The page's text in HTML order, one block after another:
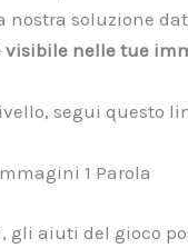
soluzione
visibile nelle tue
segui questo
1 Parola
aiuti del gioco